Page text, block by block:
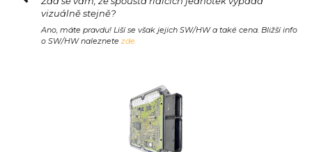
vizuálně stejně?
Ano, máte pravdu! Liší se však jejich SW/HW a také cena. Bližší info
o SW/HW naleznete zde.